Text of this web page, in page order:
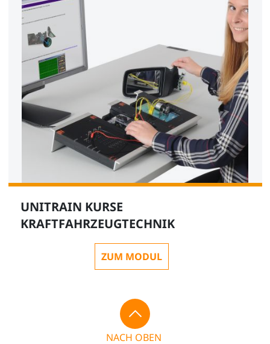
UNITRAIN KURSE
KRAFTFAHRZEUGTECHNIK
ZUM MODUL
NACH OBEN